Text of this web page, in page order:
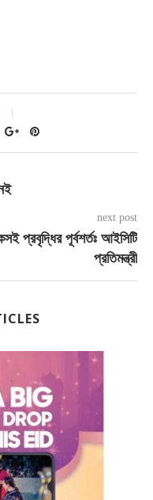
next post
প্রবৃদ্ধির পূর্বশর্তঃ আইসিটি
প্রতিমন্ত্রী